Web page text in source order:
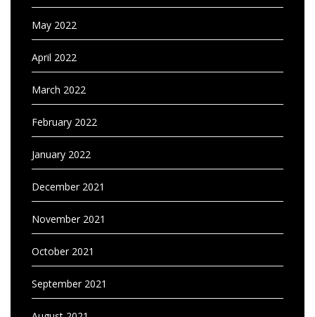
May 2022
April 2022
March 2022
February 2022
January 2022
December 2021
November 2021
October 2021
September 2021